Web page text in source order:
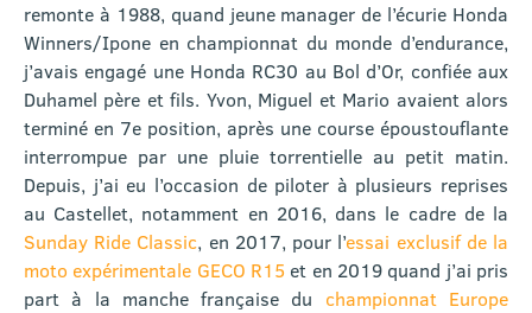
remonte à 1988, quand jeune manager de l’écurie Honda
Winners/Ipone en championnat du monde d’endurance,
j’avais engagé une Honda RC30 au Bol d’Or, confiée aux
Duhamel père et fils. Yvon, Miguel et Mario avaient alors
terminé en 7e position, après une course époustouflante
interrompue par une pluie torrentielle au petit matin.
Depuis, j’ai eu l’occasion de piloter à plusieurs reprises
au Castellet, notamment en 2016, dans le cadre de la
Sunday Ride Classic, en 2017, pour l’essai exclusif de la
moto expérimentale GECO R15 et en 2019 quand j’ai pris
part à la manche française du championnat Europe